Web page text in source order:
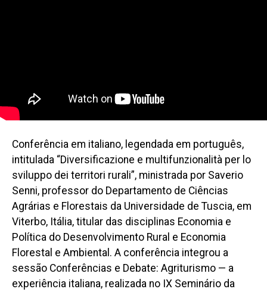
Conferência em italiano, legendada em português,
intitulada “Diversificazione e multifunzionalità per lo
sviluppo dei territori rurali”, ministrada por Saverio
Senni, professor do Departamento de Ciências
Agrárias e Florestais da Universidade de Tuscia, em
Viterbo, Itália, titular das disciplinas Economia e
Política do Desenvolvimento Rural e Economia
Florestal e Ambiental. A conferência integrou a
sessão Conferências e Debate: Agriturismo — a
experiência italiana, realizada no IX Seminário da